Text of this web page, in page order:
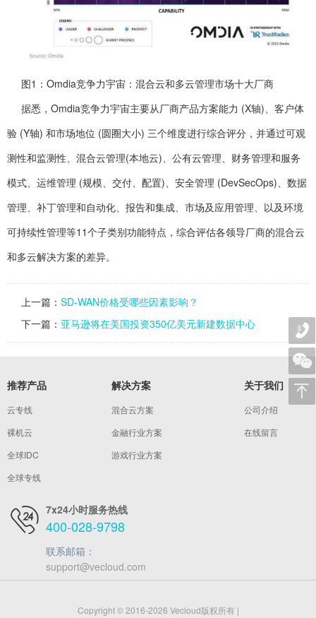
图1：Omdia竞争力宇宙：混合云和多云管理市场十大厂商
据悉，Omdia竞争力宇宙主要从厂商产品方案能力 (X轴)、客户体
验 (Y轴) 和市场地位 (圆圈大小) 三个维度进行综合评分，并通过可观
测性和监测性、混合云管理(本地云)、公有云管理、财务管理和服务
模式、运维管理 (规模、交付、配置)、安全管理 (DevSecOps)、数据
管理、补丁管理和自动化、报告和集成、市场及应用管理、以及环境
可持续性管理等11个子类别功能特点，综合评估各领导厂商的混合云
和多云解决方案的差异。
上一篇： SD-WAN价格受哪些因素影响？
下一篇： 亚马逊将在美国投资350亿美元新建数据中心
7x24小时服务热线
400-028-9798
联系邮箱：
support@vecloud.com
推荐产品
云专线
裸机云
全球IDC
全球专线
解决方案
混合云方案
金融行业方案
游戏行业方案
关于我们
公司介绍
在线留言
Copyright © 2016-2026 Vecloud版权所有 |